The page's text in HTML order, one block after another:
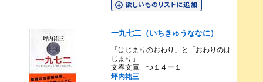
一九七二（いちきゅうななに）
「はじまりのおわり」と「おわりのは
じまり」
文春文庫 つ１４ー１
坪内祐三